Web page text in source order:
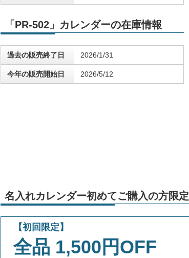
「PR-502」カレンダーの在庫情報
過去の販売終了日 2026/1/31
今年の販売開始日 2026/5/12
名入れカレンダー初めてご購入の方限定
【初回限定】
全品 1,500円OFF